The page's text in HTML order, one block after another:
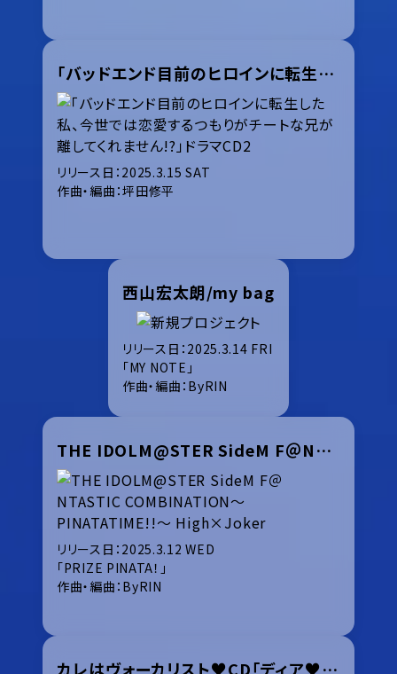
「バッドエンド目前のヒロインに転生した私、今世では恋愛するつもりがチートな兄が離してくれません!?」ドラマCD2
リリース日：2025.3.15 SAT
作曲・編曲：坪田修平
西山宏太朗/my bag
リリース日：2025.3.14 FRI
「MY NOTE」
作曲・編曲：ByRIN
THE IDOLM@STER SideM F＠NTASTIC COMBINATION～PINATATIME!!～ High×Joker
リリース日：2025.3.12 WED
「PRIZE PINATA！」
作曲・編曲：ByRIN
カレはヴォーカリスト♥CD「ディア♥ヴォーカリスト Vortex Junction」